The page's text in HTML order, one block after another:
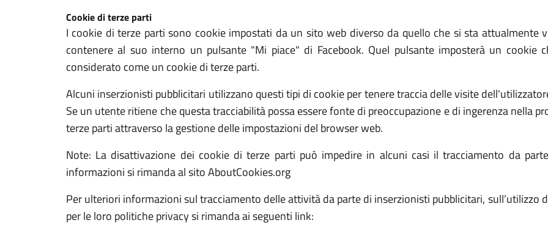
Cookie di terze parti
I cookie di terze parti sono cookie impostati da un sito web diverso da quello che si sta attualmente
contenere al suo interno un pulsante "Mi piace" di Facebook. Quel pulsante imposterà un cookie
considerato come un cookie di terze parti.
Alcuni inserzionisti pubblicitari utilizzano questi tipi di cookie per tenere traccia delle visite
Se un utente ritiene che questa tracciabilità possa essere fonte di preoccupazione e di ingerenza nella
terze parti attraverso la gestione delle impostazioni del browser web.
Note: La disattivazione dei cookie di terze parti può impedire in alcuni casi il tracciamento da
informazioni si rimanda al sito AboutCookies.org
Per ulteriori informazioni sul tracciamento delle attività da parte di inserzionisti pubblicitari, sull’utilizzo
per le loro politiche privacy si rimanda ai seguenti link: